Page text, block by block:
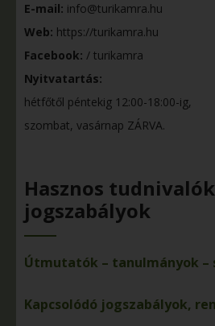
E-mail: info@turikamra.hu
Web: https://turikamra.hu
Facebook: / turikamra
Nyitvatartás:
hétfőtől péntekig 12:00-18:00-ig,
szombat, vasárnap ZÁRVA.
Hasznos
jogszabályok
Útmutatók – tanulmányok –
Kapcsolódó jogszabályok,